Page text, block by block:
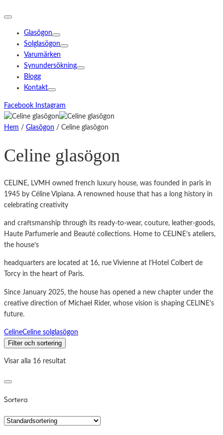
Glasögon
Solglasögon
Varumärken
Synundersökning
Blogg
Kontakt
Facebook Instagram
Hem / Glasögon / Celine glasögon
Celine glasögon
CELINE, LVMH owned french luxury house, was founded in paris in
1945 by Céline Vipiana. A renowned house that has a long history in
celebrating creativity
and craftsmanship through its ready-to-wear, couture, leather-goods,
Haute Parfumerie and Beauté collections. Home to CELINE’s ateliers,
the house’s
headquarters are located at 16, rue Vivienne at l’Hotel Colbert de
Torcy in the heart of Paris.
Since January 2025, the house has opened a new chapter under the
creative direction of Michael Rider, whose vision is shaping CELINE’s
future.
CelineCeline solglasögon
Filter och sortering
Visar alla 16 resultat
Sortera